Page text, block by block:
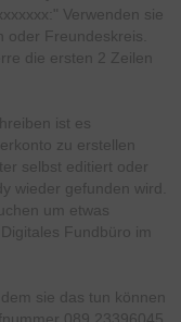
Verwenden sie
Freundeskreis.
die ersten 2 Zeilen
ist es
zu erstellen
selbst editiert oder
wieder gefunden wird.
um etwas
Fundbüro im
sie das tun können